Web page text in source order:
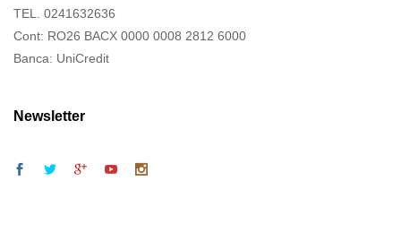
TEL. 0241632636
Cont: RO26 BACX 0000 0008 2812 6000
Banca: UniCredit
Newsletter